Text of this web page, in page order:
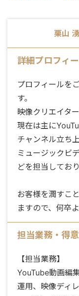
栗山 湧
詳細プロフィ
プロフィールを
す。
映像クリエイタ
現在は主に
チャンネル立ち
ミュージックビ
どを担当しており
お客様を潤すこ
ますので、何卒
担当業務・得
【担当業務】
YouTube動画編
運用、映像ディ